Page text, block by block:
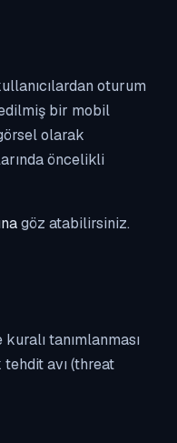
oturum
bir mobil
olarak
öncelikli
göz atabilirsiniz.
tanımlanması
avı (threat